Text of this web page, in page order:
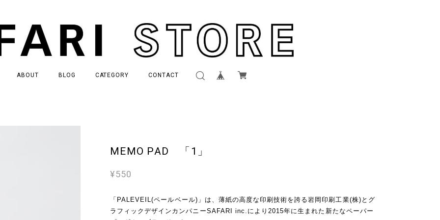
ABOUT BLOG CATEGORY CONTACT
MEMO PAD 「1」
¥550
「PALEVEIL(ペールベール)」は、薄紙の高度な印刷技術を誇る岩岡印刷工業(株)とグ
ラフィックデザインカンパニーSAFARI inc.により2015年に生まれた新たなペーパー